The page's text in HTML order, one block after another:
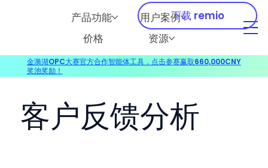
产品功能
用户案例
价格
资源
下载 remio
客户反馈分析
金漪湖OPC大赛官方合作智能体工具，点击参赛赢取660,000CNY
奖池奖励！